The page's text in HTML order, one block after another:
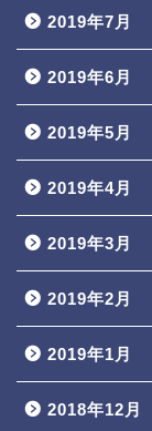
2019年7月
2019年6月
2019年5月
2019年4月
2019年3月
2019年2月
2019年1月
2018年12月